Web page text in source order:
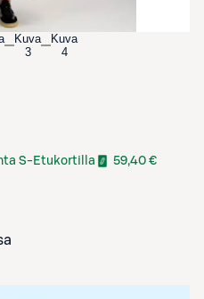
Kuva
3
Kuva
4
S-Etukortilla 59,40 €